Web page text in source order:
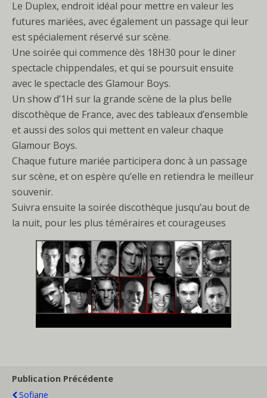
Le Duplex, endroit idéal pour mettre en valeur les
futures mariées, avec également un passage qui leur
est spécialement réservé sur scène.
Une soirée qui commence dès 18H30 pour le diner
spectacle chippendales, et qui se poursuit ensuite
avec le spectacle des Glamour Boys.
Un show d’1H sur la grande scène de la plus belle
discothèque de France, avec des tableaux d’ensemble
et aussi des solos qui mettent en valeur chaque
Glamour Boys.
Chaque future mariée participera donc à un passage
sur scène, et on espère qu’elle en retiendra le meilleur
souvenir.
Suivra ensuite la soirée discothèque jusqu’au bout de
la nuit, pour les plus téméraires et courageuses
Publication Précédente
Sofiane